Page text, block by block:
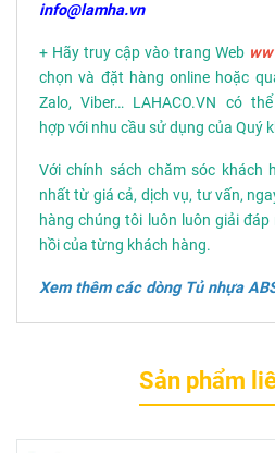
info@lamha.vn
+ Hãy truy cập vào trang Web
chọn và đặt hàng online hoặc
Zalo, Viber… LAHACO.VN có
hợp với nhu cầu sử dụng của Quý
Với chính sách chăm sóc khách
nhất từ giá cả, dịch vụ, tư vấn,
hàng chúng tôi luôn luôn giải
hồi của từng khách hàng.
Xem thêm các dòng Tủ nhựa
Sản phẩm